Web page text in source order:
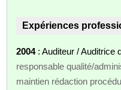
Expériences
2004: Auditeur / Auditrice
responsable qualité/
maintien rédaction